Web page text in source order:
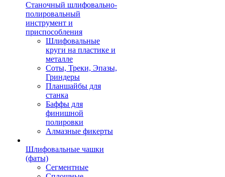
Станочный шлифовально-
полировальный
инструмент и
приспособления
Шлифовальные
круги на пластике и
металле
Соты, Треки, Эпазы,
Гриндеры
Планшайбы для
станка
Баффы для
финишной
полировки
Алмазные фикерты
Шлифовальные чашки
(фаты)
Сегментные